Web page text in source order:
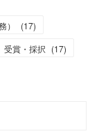
） (17)
受賞・採択 (17)